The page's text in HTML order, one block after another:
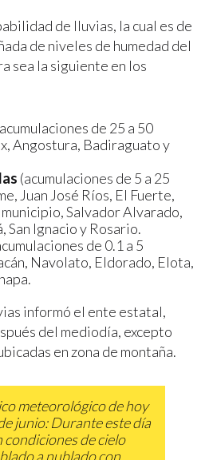
de lluvias, la cual es de
de niveles de humedad del
sea la siguiente en los
de 25 a 50
Angostura, Badiraguato y
(acumulaciones de 5 a 25
Juan José Ríos, El Fuerte,
Salvador Alvarado,
Ignacio y Rosario.
de 0.1 a 5
Navolato, Eldorado, Elota,
informó el ente estatal,
del mediodía, excepto
en zona de montaña.
meteorológico de hoy
junio: Durante este día
condiciones de cielo
a nublado con